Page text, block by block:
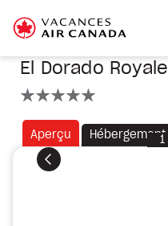
El Dorado Royale
Aperçu Hébergement
Précédent
1